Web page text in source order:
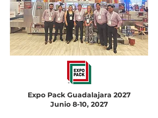
Expo Pack Guadalajara 2027
Junio 8-10, 2027